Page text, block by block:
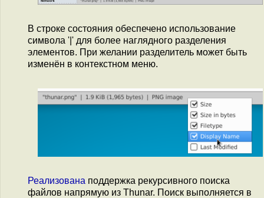
В строке состояния обеспечено использование
символа '|' для более наглядного разделения
элементов. При желании разделитель может быть
изменён в контекстном меню.
Реализована поддержка рекурсивного поиска
файлов напрямую из Thunar. Поиск выполняется в